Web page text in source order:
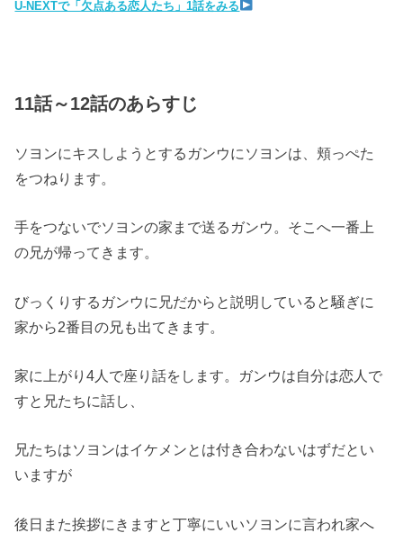
U-NEXTで「欠点ある恋人たち」1話をみる
11話～12話のあらすじ
ソヨンにキスしようとするガンウにソヨンは、頬っぺた
をつねります。
手をつないでソヨンの家まで送るガンウ。そこへ一番上
の兄が帰ってきます。
びっくりするガンウに兄だからと説明していると騒ぎに
家から2番目の兄も出てきます。
家に上がり4人で座り話をします。ガンウは自分は恋人で
すと兄たちに話し、
兄たちはソヨンはイケメンとは付き合わないはずだとい
いますが
後日また挨拶にきますと丁寧にいいソヨンに言われ家へ